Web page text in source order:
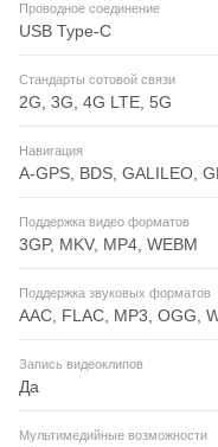
Проводное соединение
USB Type-C
Стандарты сотовой связи
2G, 3G, 4G LTE, 5G
Навигация
A-GPS, BDS, GALILEO,
Поддержка видео форматов
3GP, MKV, MP4, WEBM
Поддержка звуковых форматов
AAC, FLAC, MP3, OGG,
Запись видеоклипов
Да
Мультимедийные возможности